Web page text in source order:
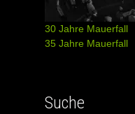
30 Jahre Mauerfall
35 Jahre Mauerfall
Suche